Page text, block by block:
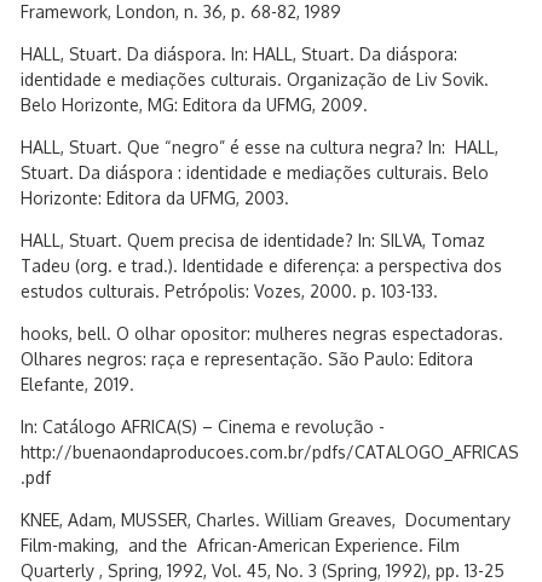
Framework, London, n. 36, p. 68-82, 1989
HALL, Stuart. Da diáspora. In: HALL, Stuart. Da diáspora:
identidade e mediações culturais. Organização de Liv Sovik.
Belo Horizonte, MG: Editora da UFMG, 2009.
HALL, Stuart. Que “negro” é esse na cultura negra? In: HALL,
Stuart. Da diáspora : identidade e mediações culturais. Belo
Horizonte: Editora da UFMG, 2003.
HALL, Stuart. Quem precisa de identidade? In: SILVA, Tomaz
Tadeu (org. e trad.). Identidade e diferença: a perspectiva dos
estudos culturais. Petrópolis: Vozes, 2000. p. 103-133.
hooks, bell. O olhar opositor: mulheres negras espectadoras.
Olhares negros: raça e representação. São Paulo: Editora
Elefante, 2019.
In: Catálogo AFRICA(S) – Cinema e revolução -
http://buenaondaproducoes.com.br/pdfs/CATALOGO_AFRICAS
.pdf
KNEE, Adam, MUSSER, Charles. William Greaves, Documentary
Film-making, and the African-American Experience. Film
Quarterly , Spring, 1992, Vol. 45, No. 3 (Spring, 1992), pp. 13-25